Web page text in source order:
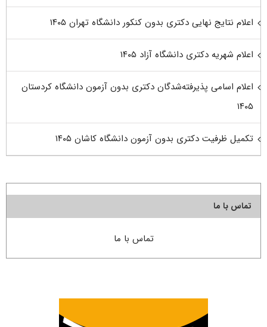
اعلام نتایج نهایی دکتری بدون کنکور دانشگاه تهران ۱۴۰۵
اعلام شهریه دکتری دانشگاه آزاد ۱۴۰۵
اعلام اسامی پذیرفته‌شدگان دکتری بدون آزمون دانشگاه کردستان
۱۴۰۵
تکمیل ظرفیت دکتری بدون آزمون دانشگاه کاشان ۱۴۰۵
تماس با ما
تماس با ما